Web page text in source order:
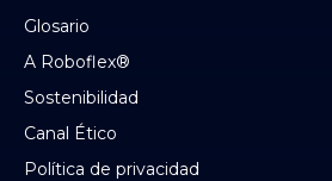
Glosario
A Roboflex®
Sostenibilidad
Canal Ético
Política de privacidad